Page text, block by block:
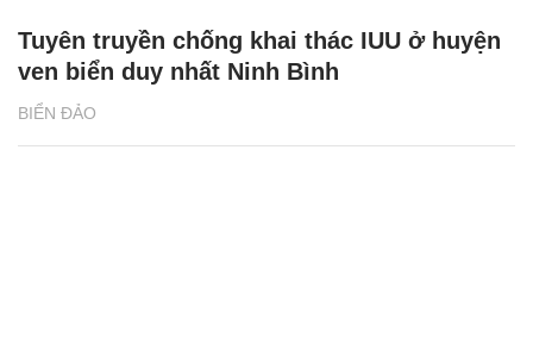
BIỂN ĐẢO
Tuyên truyền chống khai thác IUU ở huyện
ven biển duy nhất Ninh Bình